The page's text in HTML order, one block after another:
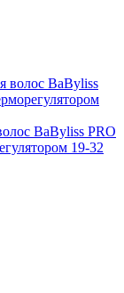
BaByliss PRO
19-32